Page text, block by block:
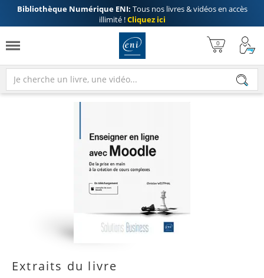
Bibliothèque Numérique ENI: Tous nos livres & vidéos en accès
illimité !Cliquez ici
Extraits du livre